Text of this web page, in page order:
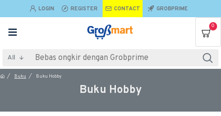
LOGIN REGISTER CONTACT GROBPRIME
0
All
Buku Buku Hobby
Buku Hobby